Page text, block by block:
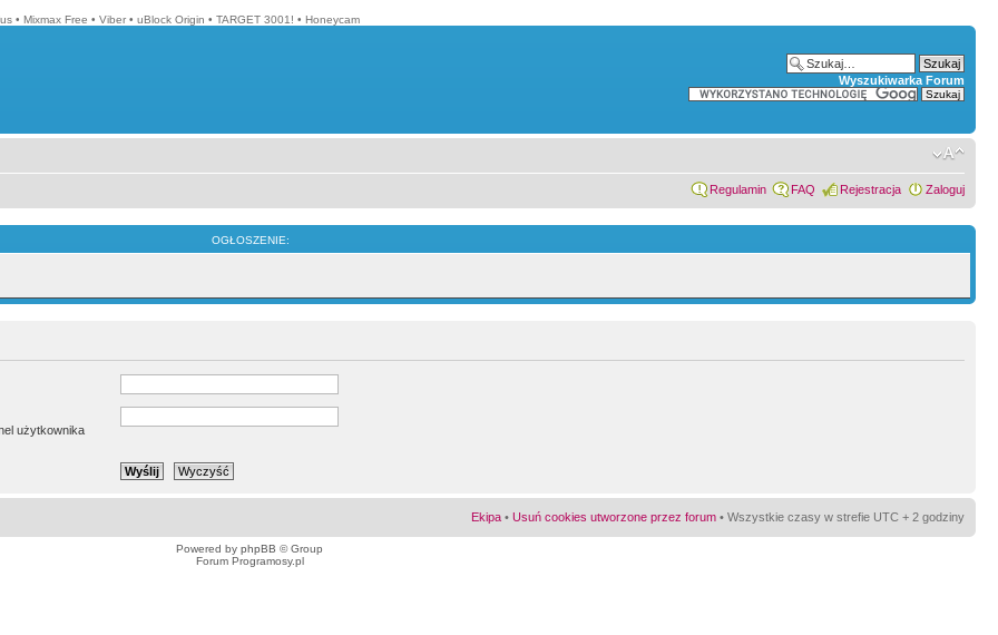
• Mixmax Free • Viber • uBlock Origin • TARGET 3001! • Honeycam
Wyszukiwarka Forum
Regulamin FAQ Rejestracja Zaloguj
OGŁOSZENIE:
użytkownika
Ekipa • Usuń cookies utworzone przez forum • Wszystkie czasy w strefie UTC + 2 godziny
Powered by phpBB © Group
Forum Programosy.pl